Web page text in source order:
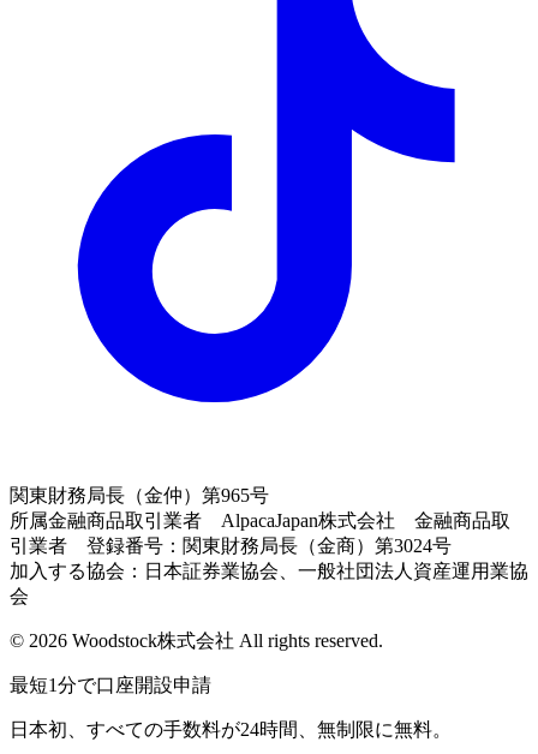
関東財務局長（金仲）第965号
所属金融商品取引業者 AlpacaJapan株式会社 金融商品取
引業者 登録番号：関東財務局長（金商）第3024号
加入する協会：日本証券業協会、一般社団法人資産運用業協
会
© 2026 Woodstock株式会社 All rights reserved.
最短1分で口座開設申請
日本初、すべての手数料が24時間、無制限に無料。